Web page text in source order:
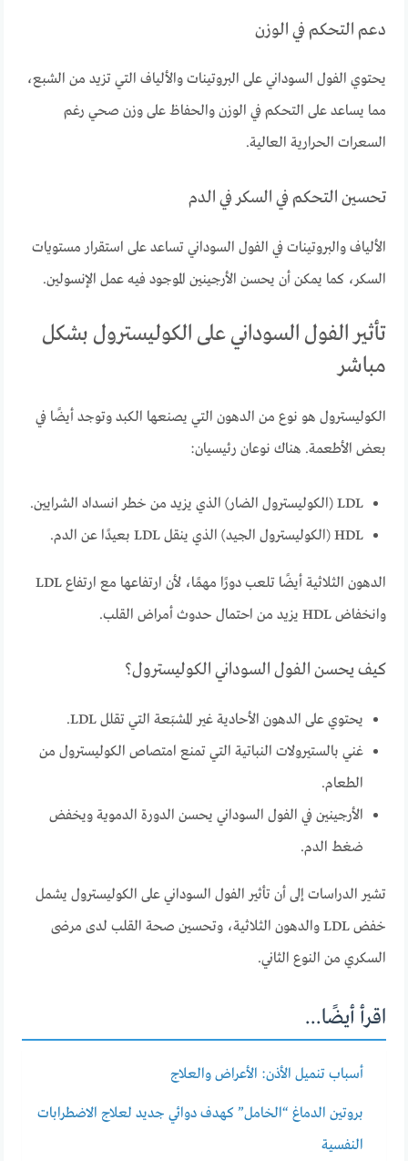
دعم التحكم في الوزن
يحتوي الفول السوداني على البروتينات والألياف التي تزيد من الشبع،
مما يساعد على التحكم في الوزن والحفاظ على وزن صحي رغم
السعرات الحرارية العالية.
تحسين التحكم في السكر في الدم
الألياف والبروتينات في الفول السوداني تساعد على استقرار مستويات
السكر، كما يمكن أن يحسن الأرجينين الموجود فيه عمل الإنسولين.
تأثير الفول السوداني على الكوليسترول بشكل
مباشر
الكوليسترول هو نوع من الدهون التي يصنعها الكبد وتوجد أيضًا في
بعض الأطعمة. هناك نوعان رئيسيان:
LDL (الكوليسترول الضار) الذي يزيد من خطر انسداد الشرايين.
HDL (الكوليسترول الجيد) الذي ينقل LDL بعيدًا عن الدم.
الدهون الثلاثية أيضًا تلعب دورًا مهمًا، لأن ارتفاعها مع ارتفاع LDL
وانخفاض HDL يزيد من احتمال حدوث أمراض القلب.
كيف يحسن الفول السوداني الكوليسترول؟
يحتوي على الدهون الأحادية غير المشبَعة التي تقلل LDL.
غني بالستيرولات النباتية التي تمنع امتصاص الكوليسترول من
الطعام.
الأرجينين في الفول السوداني يحسن الدورة الدموية ويخفض
ضغط الدم.
تشير الدراسات إلى أن تأثير الفول السوداني على الكوليسترول يشمل
خفض LDL والدهون الثلاثية، وتحسين صحة القلب لدى مرضى
السكري من النوع الثاني.
اقرأ أيضًا...
أسباب تنميل الأذن: الأعراض والعلاج
بروتين الدماغ “الخامل” كهدف دوائي جديد لعلاج الاضطرابات
النفسية